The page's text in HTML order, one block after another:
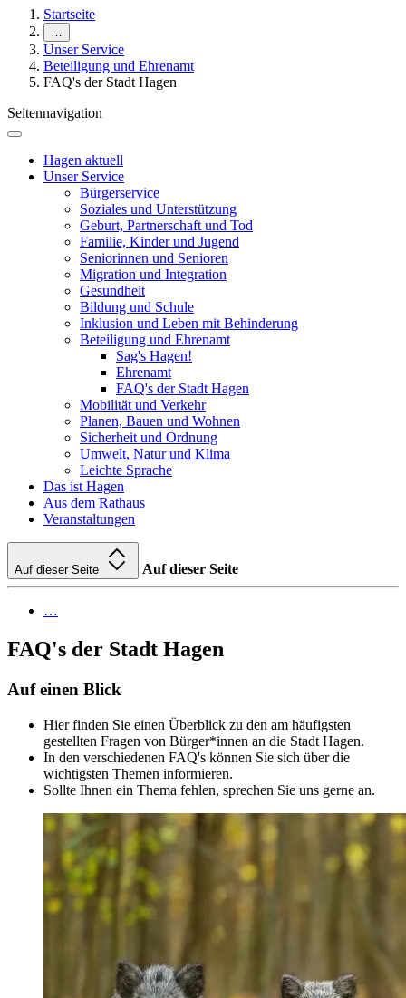
Startseite
…
Unser Service
Beteiligung und Ehrenamt
FAQ's der Stadt Hagen
Seitennavigation
Hagen aktuell
Unser Service
Bürgerservice
Soziales und Unterstützung
Geburt, Partnerschaft und Tod
Familie, Kinder und Jugend
Seniorinnen und Senioren
Migration und Integration
Gesundheit
Bildung und Schule
Inklusion und Leben mit Behinderung
Beteiligung und Ehrenamt
Sag's Hagen!
Ehrenamt
FAQ's der Stadt Hagen
Mobilität und Verkehr
Planen, Bauen und Wohnen
Sicherheit und Ordnung
Umwelt, Natur und Klima
Leichte Sprache
Das ist Hagen
Aus dem Rathaus
Veranstaltungen
Auf dieser Seite Auf dieser Seite
…
FAQ's der Stadt Hagen
Auf einen Blick
Hier finden Sie einen Überblick zu den am häufigsten
gestellten Fragen von Bürger*innen an die Stadt Hagen.
In den verschiedenen FAQ's können Sie sich über die
wichtigsten Themen informieren.
Sollte Ihnen ein Thema fehlen, sprechen Sie uns gerne an.